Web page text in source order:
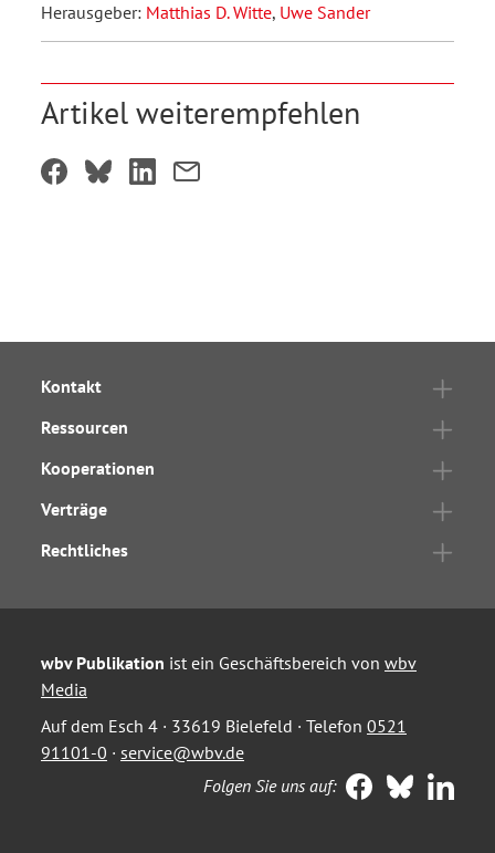
Herausgeber: Matthias D. Witte, Uwe Sander
Artikel weiterempfehlen
Kontakt
Ressourcen
Kooperationen
Verträge
Rechtliches
wbv Publikation ist ein Geschäftsbereich von wbv
Media
Auf dem Esch 4 · 33619 Bielefeld · Telefon 0521
91101-0 · service@wbv.de
Folgen Sie uns auf: